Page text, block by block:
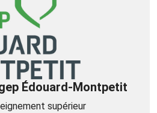
Édouard-Montpetit
supérieur